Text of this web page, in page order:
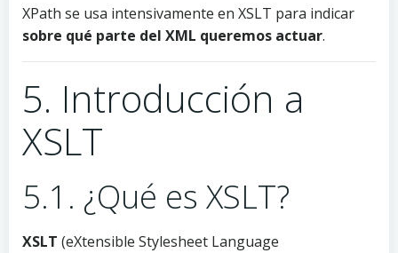
XPath se usa intensivamente en XSLT para indicar
sobre qué parte del XML queremos actuar.
5. Introducción a
XSLT
5.1. ¿Qué es XSLT?
XSLT (eXtensible Stylesheet Language